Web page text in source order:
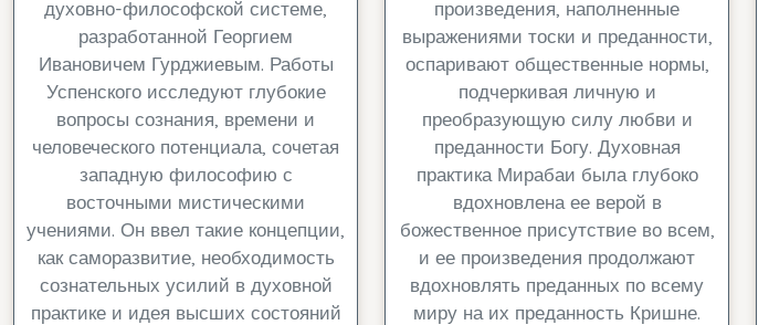
духовно-философской системе,
разработанной Георгием
Ивановичем Гурджиевым. Работы
Успенского исследуют глубокие
вопросы сознания, времени и
человеческого потенциала, сочетая
западную философию с
восточными мистическими
учениями. Он ввел такие концепции,
как саморазвитие, необходимость
сознательных усилий в духовной
практике и идея высших состояний
произведения, наполненные
выражениями тоски и преданности,
оспаривают общественные нормы,
подчеркивая личную и
преобразующую силу любви и
преданности Богу. Духовная
практика Мирабаи была глубоко
вдохновлена ее верой в
божественное присутствие во всем,
и ее произведения продолжают
вдохновлять преданных по всему
миру на их преданность Кришне.